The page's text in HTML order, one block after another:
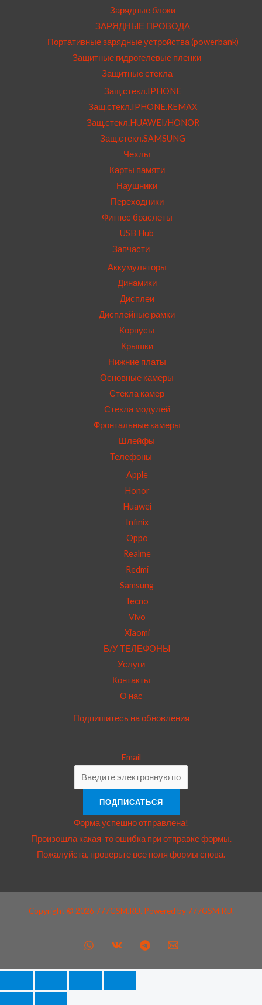
Зарядные блоки
ЗАРЯДНЫЕ ПРОВОДА
Портативные зарядные устройства (powerbank)
Защитные гидрогелевые пленки
Защитные стекла
Защ.стекл.IPHONE
Защ.стекл.IPHONE.REMAX
Защ.стекл.HUAWEI/HONOR
Защ.стекл.SAMSUNG
Чехлы
Карты памяти
Наушники
Переходники
Фитнес браслеты
USB Hub
Запчасти
Аккумуляторы
Динамики
Дисплеи
Дисплейные рамки
Корпусы
Крышки
Нижние платы
Основные камеры
Стекла камер
Стекла модулей
Фронтальные камеры
Шлейфы
Телефоны
Apple
Honor
Huawei
Infinix
Oppo
Realme
Redmi
Samsung
Tecno
Vivo
Xiaomi
Б/У ТЕЛЕФОНЫ
Услуги
Контакты
О нас
Подпишитесь на обновления
Email
ПОДПИСАТЬСЯ
Форма успешно отправлена!
Произошла какая-то ошибка при отправке формы.
Пожалуйста, проверьте все поля формы снова.
Copyright © 2026 777GSM.RU. Powered by 777GSM.RU.